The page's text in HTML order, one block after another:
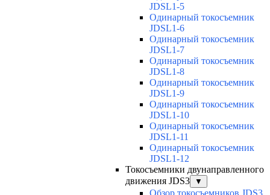
JDSL1-5
Одинарный токосъемник
JDSL1-6
Одинарный токосъемник
JDSL1-7
Одинарный токосъемник
JDSL1-8
Одинарный токосъемник
JDSL1-9
Одинарный токосъемник
JDSL1-10
Одинарный токосъемник
JDSL1-11
Одинарный токосъемник
JDSL1-12
Токосъемники двунаправленного
движения JDS3
▼
Обзор токосъемников JDS3